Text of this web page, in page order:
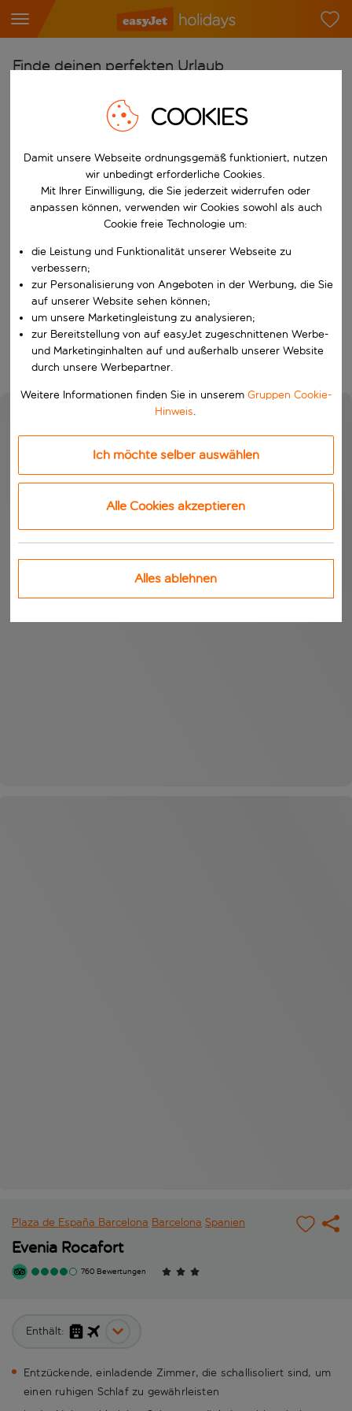
Finde deinen perfekten Urlaub
Flughafen wählen
Beginne mit der Eingabe für die automatische
Reiseziel wählen
Nach
Wähle ein Ab- und Rückflugdatum aus.
Reisezeitraum wählen
Wann
Wer
Suchen
Plaza de España Barcelona Barcelona Spanien
Evenia Rocafort
760 Bewertungen
Enthält:
Entzückende, einladende Zimmer, die schallisoliert sind, um
einen ruhigen Schlaf zu gewährleisten
COOKIES
Damit unsere Webseite ordnungsgemäß funktioniert, nutzen
wir unbedingt erforderliche Cookies.
Mit Ihrer Einwilligung, die Sie jederzeit widerrufen oder
anpassen können, verwenden wir Cookies sowohl als auch
Cookie freie Technologie um:
die Leistung und Funktionalität unserer Webseite zu
verbessern;
zur Personalisierung von Angeboten in der Werbung, die Sie
auf unserer Website sehen können;
um unsere Marketingleistung zu analysieren;
zur Bereitstellung von auf easyJet zugeschnittenen Werbe-
und Marketinginhalten auf und außerhalb unserer Website
durch unsere Werbepartner.
Weitere Informationen finden Sie in unserem Gruppen Cookie-
Hinweis.
Ich möchte selber auswählen
Alle Cookies akzeptieren
Alles ablehnen